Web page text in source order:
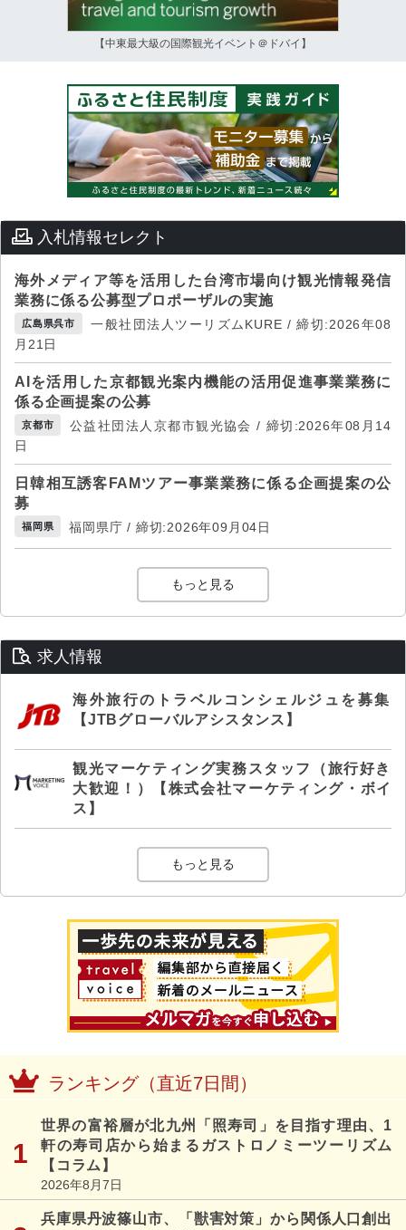
【中東最大級の国際観光イベント＠ドバイ】
入札情報セレクト
海外メディア等を活用した台湾市場向け観光情報発信
業務に係る公募型プロポーザルの実施
広島県呉市
一般社団法人ツーリズムKURE / 締切:2026年08
月21日
AIを活用した京都観光案内機能の活用促進事業業務に
係る企画提案の公募
京都市
公益社団法人京都市観光協会 / 締切:2026年08月14
日
日韓相互誘客FAMツアー事業業務に係る企画提案の公
募
福岡県 福岡県庁 / 締切:2026年09月04日
もっと見る
求人情報
海外旅行のトラベルコンシェルジュを募集
【JTBグローバルアシスタンス】
観光マーケティング実務スタッフ（旅行好き
大歓迎！）【株式会社マーケティング・ボイ
ス】
もっと見る
ランキング（直近7日間）
世界の富裕層が北九州「照寿司」を目指す理由、1
軒の寿司店から始まるガストロノミーツーリズム
【コラム】
2026年8月7日
兵庫県丹波篠山市、「獣害対策」から関係人口創出